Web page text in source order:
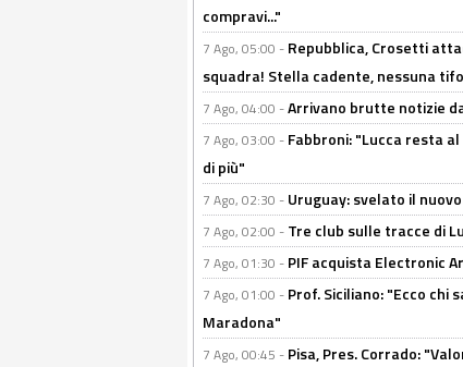
compravi..."
7 Ago, 05:00 - Repubblica, Crosetti
squadra! Stella cadente, nessuna
7 Ago, 04:00 -Arrivano brutte notizie
7 Ago, 03:00 - Fabbroni: "Lucca resta
di più"
7 Ago, 02:30 - Uruguay: svelato il
7 Ago, 02:00 - Tre club sulle tracce di
7 Ago, 01:30 - PIF acquista Electronic
7 Ago, 01:00 - Prof. Siciliano: "Ecco chi
Maradona"
7 Ago, 00:45 - Pisa, Pres. Corrado: